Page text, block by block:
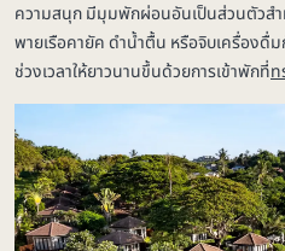
ความสนุก มีมุมพักผ่อนอันเป็นส่วนตัวสำ
พายเรือคายัค ดำน้ำตื้น หรือจิบเครื่องดื่
ช่วงเวลาให้ยาวนานขึ้นด้วยการเข้าพักที่ท